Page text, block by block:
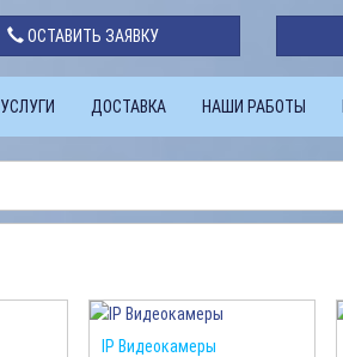
ОСТАВИТЬ ЗАЯВКУ
УСЛУГИ ДОСТАВКА НАШИ РАБОТЫ
IP Видеокамеры